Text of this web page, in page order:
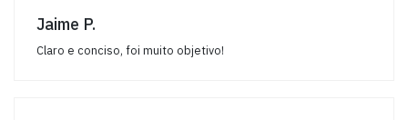
Jaime P.
Claro e conciso, foi muito objetivo!